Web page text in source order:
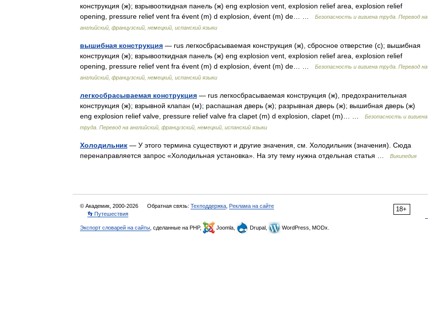
конструкция (ж); взрывооткидная панель (ж) eng explosion vent, explosion relief area, explosion relief
opening, pressure relief vent fra évent (m) d explosion, évent (m) de… …
Безопасность и гигиена труда. Перевод на
английский, французский, немецкий, испанский языки
вышибная конструкция — rus легкосбрасываемая конструкция (ж), сбросное отверстие (с); вышибная
конструкция (ж); взрывооткидная панель (ж) eng explosion vent, explosion relief area, explosion relief
opening, pressure relief vent fra évent (m) d explosion, évent (m) de… …
Безопасность и гигиена труда. Перевод на
английский, французский, немецкий, испанский языки
легкосбрасываемая конструкция — rus легкосбрасываемая конструкция (ж), предохранительная
конструкция (ж); взрывной клапан (м); распашная дверь (ж); разрывная дверь (ж); вышибная дверь (ж)
eng explosion relief valve, pressure relief valve fra clapet (m) d explosion, clapet (m)… …
Безопасность и гигиена
труда. Перевод на английский, французский, немецкий, испанский языки
Холодильник — У этого термина существуют и другие значения, см. Холодильник (значения). Сюда
перенаправляется запрос «Холодильная установка». На эту тему нужна отдельная статья …
Википедия
18+
© Академик, 2000-2026 Обратная связь: Техподдержка Реклама на сайте
👣 Путешествия
Экспорт словарей на сайты , сделанные на PHP, Joomla, Drupal, WordPress, MODx.